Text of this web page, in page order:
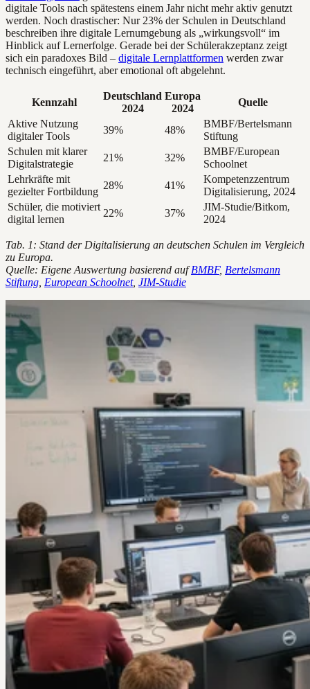
digitale Tools nach spätestens einem Jahr nicht mehr aktiv genutzt
werden. Noch drastischer: Nur 23% der Schulen in Deutschland
beschreiben ihre digitale Lernumgebung als „wirkungsvoll“ im
Hinblick auf Lernerfolge. Gerade bei der Schülerakzeptanz zeigt
sich ein paradoxes Bild – digitale Lernplattformen werden zwar
technisch eingeführt, aber emotional oft abgelehnt.
Kennzahl
Deutschland
2024
Europa
2024
Quelle
Aktive Nutzung
digitaler Tools
39% 48%
BMBF/Bertelsmann
Stiftung
Schulen mit klarer
Digitalstrategie
21% 32%
BMBF/European
Schoolnet
Lehrkräfte mit
gezielter Fortbildung
28% 41%
Kompetenzzentrum
Digitalisierung, 2024
Schüler, die motiviert
digital lernen
22% 37%
JIM-Studie/Bitkom,
2024
Tab. 1: Stand der Digitalisierung an deutschen Schulen im Vergleich
zu Europa.
Quelle: Eigene Auswertung basierend aufBMBF, Bertelsmann
Stiftung European Schoolnet, JIM-Studie